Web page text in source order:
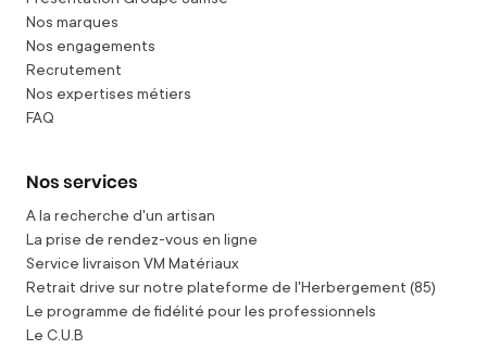
Nos marques
Nos engagements
Recrutement
Nos expertises métiers
FAQ
Nos services
A la recherche d'un artisan
La prise de rendez-vous en ligne
Service livraison VM Matériaux
Retrait drive sur notre plateforme de l'Herbergement (85)
Le programme de fidélité pour les professionnels
Le C.U.B